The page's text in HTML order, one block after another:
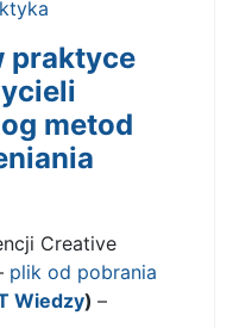
praktyce
metod
Creative
plik od pobrania
Wiedzy) –